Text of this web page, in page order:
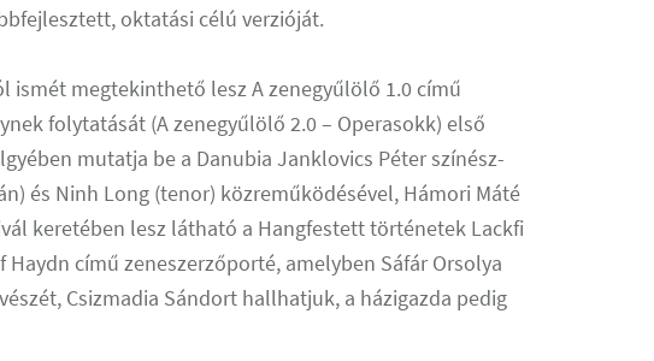
oktatási célú verzióját.
ismét megtekinthető lesz A zenegyűlölő 1.0 című
folytatását (A zenegyűlölő 2.0 – Operasokk) első
mutatja be a Danubia Janklovics Péter színész-
és Ninh Long (tenor) közreműködésével, Hámori Máté
keretében lesz látható a Hangfestett történetek Lackfi
című zeneszerzőporté, amelyben Sáfár Orsolya
Csizmadia Sándort hallhatjuk, a házigazda pedig